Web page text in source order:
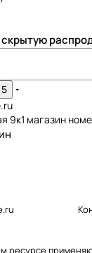
скрытую
9к1 магазин
ресурсе